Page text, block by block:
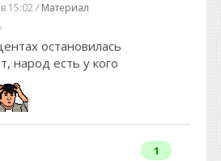
15:02 / Материал
остановилась
народ есть у кого
1